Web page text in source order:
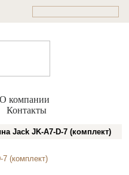
О компании
Контакты
Jack JK-A7-D-7 (комплект)